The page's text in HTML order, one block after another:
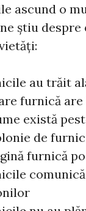
ascund o
știu despre
au trăit
furnică
există
de
furnică